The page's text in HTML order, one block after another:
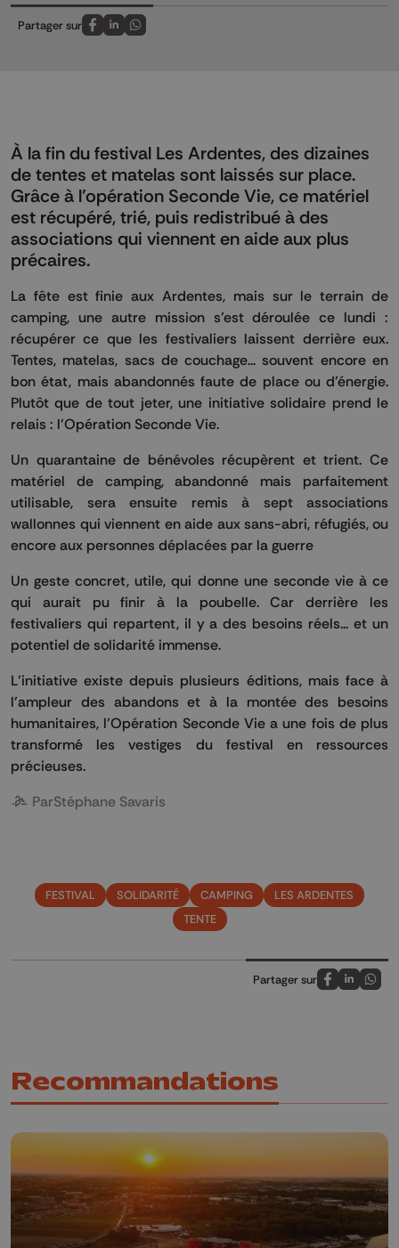
Partager sur
Partagez sur FaceBook
Partagez sur LinkedIn
Partagez sur Whatsapp
À la fin du festival Les Ardentes, des dizaines
de tentes et matelas sont laissés sur place.
Grâce à l’opération Seconde Vie, ce matériel
est récupéré, trié, puis redistribué à des
associations qui viennent en aide aux plus
précaires.
La fête est finie aux Ardentes, mais sur le terrain de
camping, une autre mission s’est déroulée ce lundi :
récupérer ce que les festivaliers laissent derrière eux.
Tentes, matelas, sacs de couchage... souvent encore en
bon état, mais abandonnés faute de place ou d’énergie.
Plutôt que de tout jeter, une initiative solidaire prend le
relais : l’Opération Seconde Vie.
Un quarantaine de bénévoles récupèrent et trient. Ce
matériel de camping, abandonné mais parfaitement
utilisable, sera ensuite remis à sept associations
wallonnes qui viennent en aide aux sans-abri, réfugiés, ou
encore aux personnes déplacées par la guerre
Un geste concret, utile, qui donne une seconde vie à ce
qui aurait pu finir à la poubelle. Car derrière les
festivaliers qui repartent, il y a des besoins réels... et un
potentiel de solidarité immense.
L’initiative existe depuis plusieurs éditions, mais face à
l’ampleur des abandons et à la montée des besoins
humanitaires, l’Opération Seconde Vie a une fois de plus
transformé les vestiges du festival en ressources
précieuses.
ParStéphane Savaris
FESTIVAL SOLIDARITÉ CAMPING
LES ARDENTES
TENTE
Partager sur
Partagez sur
Partagez
Recommandations